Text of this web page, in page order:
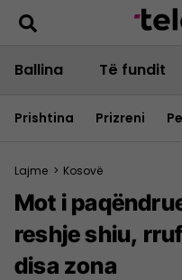
Ballina Të fundit
Prishtina Prizreni
Lajme > Kosovë
Mot i
reshje shiu,
disa zona